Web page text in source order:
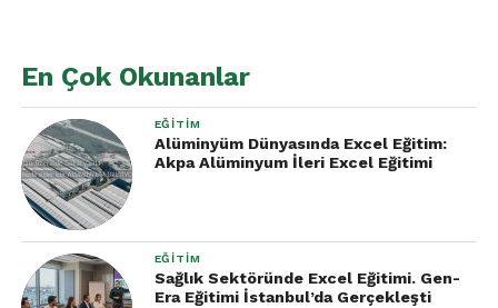
En Çok Okunanlar
EĞITIM
Alüminyüm Dünyasında Excel Eğitim:
Akpa Alüminyum İleri Excel Eğitimi
EĞITIM
Sağlık Sektöründe Excel Eğitimi. Gen-
Era Eğitimi İstanbul’da Gerçekleşti